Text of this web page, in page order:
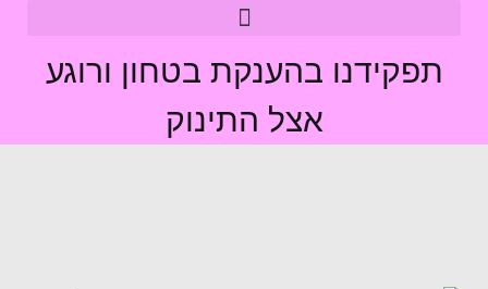
תפקידנו בהענקת בטחון ורוגע
אצל התינוק